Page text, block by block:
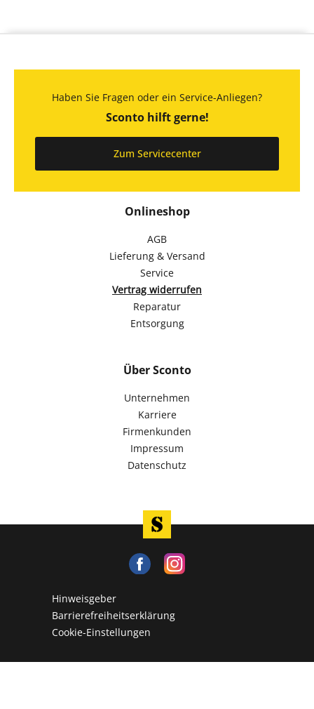
Onlineshop
AGB
Lieferung & Versand
Service
Vertrag widerrufen
Reparatur
Entsorgung
Über Sconto
Unternehmen
Karriere
Firmenkunden
Impressum
Datenschutz
Haben Sie Fragen oder ein Service-Anliegen?
Sconto hilft gerne!
Zum Servicecenter
Hinweisgeber
Barrierefreiheitserklärung
Cookie-Einstellungen